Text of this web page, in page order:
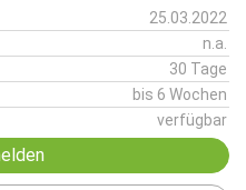
25.03.2022
n.a.
30 Tage
bis 6 Wochen
verfügbar